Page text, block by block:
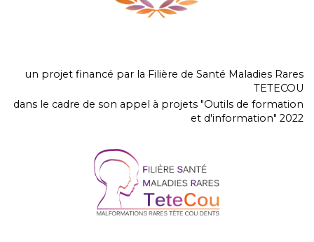
un projet financé par la Filière de Santé Maladies Rares
TETECOU
dans le cadre de son appel à projets "Outils de formation
et d'information" 2022